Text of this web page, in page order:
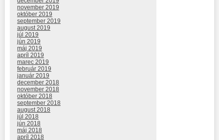
november 2019
október 2019
september 2019
august 2019
júl 2019
jún 2019
máj 2019
apríl 2019
marec 2019
február 2019
január 2019
december 2018
november 2018
október 2018
september 2018
august 2018
júl 2018
jún 2018
máj 2018
apríl 2018